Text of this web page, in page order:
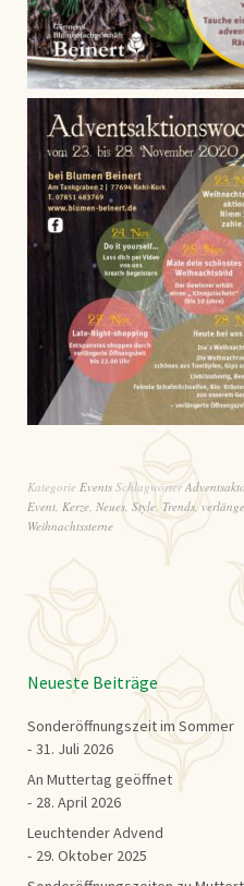
Kategorie Events Schlagwörter
Event, Kerze, Neues, Style, Trends,
Weihnachtssterne
Neueste Beiträge
Sonderöffnungszeit im Sommer
31. Juli 2026
An Muttertag geöffnet
28. April 2026
Leuchtender Advend
29. Oktober 2025